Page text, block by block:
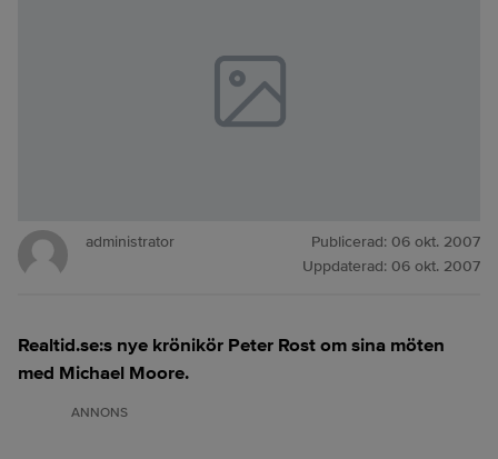
administrator Publicerad: 06 okt. 2007
Uppdaterad: 06 okt. 2007
Realtid.se:s nye krönikör Peter Rost om sina möten
med Michael Moore.
ANNONS